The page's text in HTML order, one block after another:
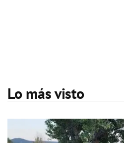
Lo más visto